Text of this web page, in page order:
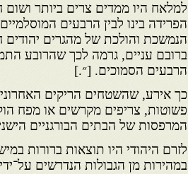
למלאח היו ממדים צרים ביותר ושום
הפרידה בינו לבין הרבעים
הנמשכת והולכת של מהגרים יהודים
ברובם עניים, גרמה לכך שהרובע
הרבעים הסמוכים. [״.]
כך אירע, שהשטחים הריקים
פשוטות, צריפים מקרשים או מפח
המרפסות של הבתים הבורגניים
לזרם היהודי היו תוצאות ברורות